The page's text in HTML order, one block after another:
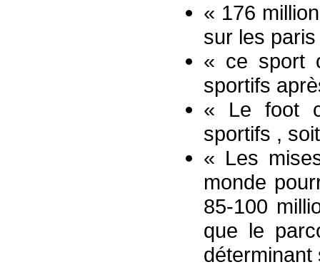
« 176
sur les
« ce sport
sportifs
« Le foot
sportifs ,
« Les
monde
85-100
que le
déterminant